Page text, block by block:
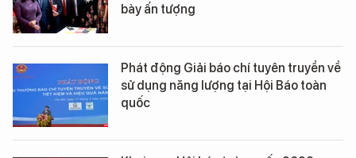
bày ấn tượng
Phát động Giải báo chí tuyên truyền về
sử dụng năng lượng tại Hội Báo toàn
quốc